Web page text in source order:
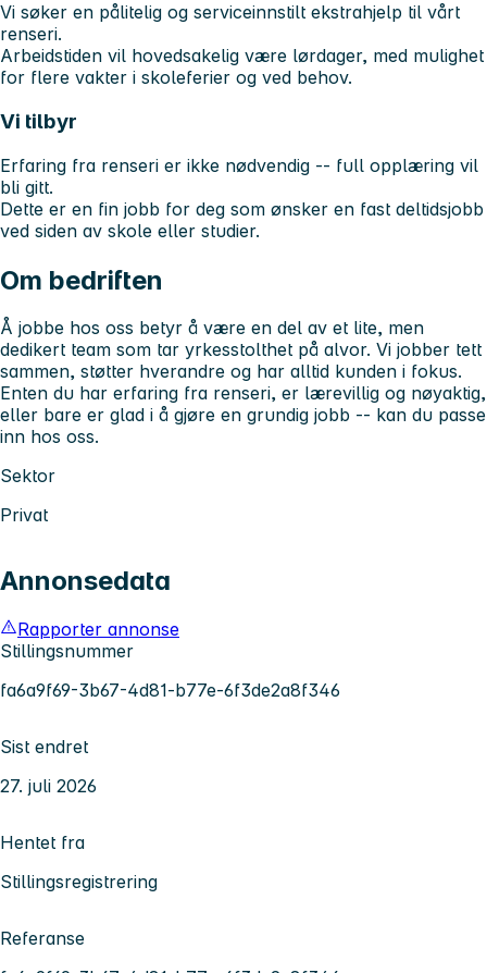
Vi søker en pålitelig og serviceinnstilt ekstrahjelp til vårt
renseri.
Arbeidstiden vil hovedsakelig være lørdager, med mulighet
for flere vakter i skoleferier og ved behov.
Vi tilbyr
Erfaring fra renseri er ikke nødvendig -- full opplæring vil
bli gitt.
Dette er en fin jobb for deg som ønsker en fast deltidsjobb
ved siden av skole eller studier.
Om bedriften
Å jobbe hos oss betyr å være en del av et lite, men
dedikert team som tar yrkesstolthet på alvor. Vi jobber tett
sammen, støtter hverandre og har alltid kunden i fokus.
Enten du har erfaring fra renseri, er lærevillig og nøyaktig,
eller bare er glad i å gjøre en grundig jobb -- kan du passe
inn hos oss.
Sektor
Privat
Annonsedata
Rapporter annonse
Stillingsnummer
fa6a9f69-3b67-4d81-b77e-6f3de2a8f346
Sist endret
27. juli 2026
Hentet fra
Stillingsregistrering
Referanse